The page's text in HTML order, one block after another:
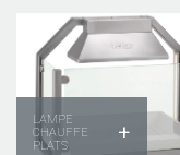
LAMPE
CHAUFFE
PLATS
+